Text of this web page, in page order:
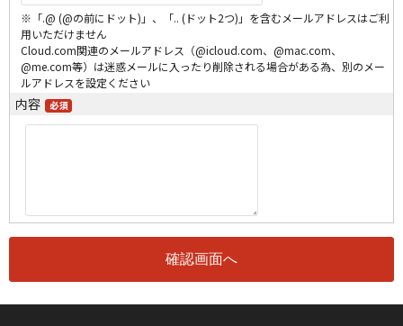
※「.@ (@の前にドット)」、「.. (ドット2つ)」を含むメールアドレスはご利
用いただけません
Cloud.com関連のメールアドレス（@icloud.com、@mac.com、
@me.com等）は迷惑メールに入ったり削除される場合がある為、別のメー
ルアドレスを設定ください
内容